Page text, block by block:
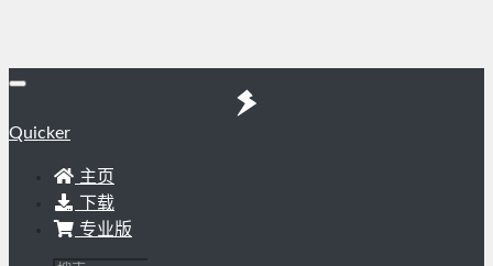
Quicker
主页
下载
专业版